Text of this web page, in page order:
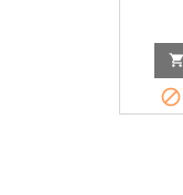

